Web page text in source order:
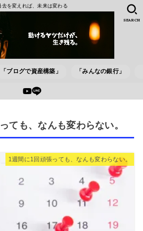
去を変えれば、未来は変わる
「ブログで資産構築」 「みんなの銀行」
SEARCH
ても、なんも変わらない。
1週間に1回頑張っても、なんも変わらない。